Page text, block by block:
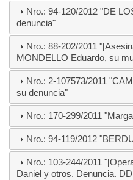
Nro.: 94-120/2012 "DE
denuncia"
Nro.: 88-202/2011
MONDELLO Eduardo, su
Nro.: 2-107573/2011
su denuncia"
Nro.: 170-299/2011
Nro.: 94-119/2012
Nro.: 103-244/2011
Daniel y otros. Denuncia.